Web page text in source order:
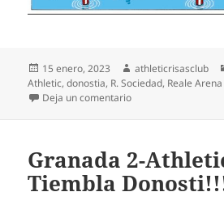
Publicado
el
15 enero, 2023 Autor
athleticrisasclub
Athletic,donostia, R. Sociedad, Reale Arena
Deja un comentarioen Hicieron aguas
Granada 2-
Tiembla